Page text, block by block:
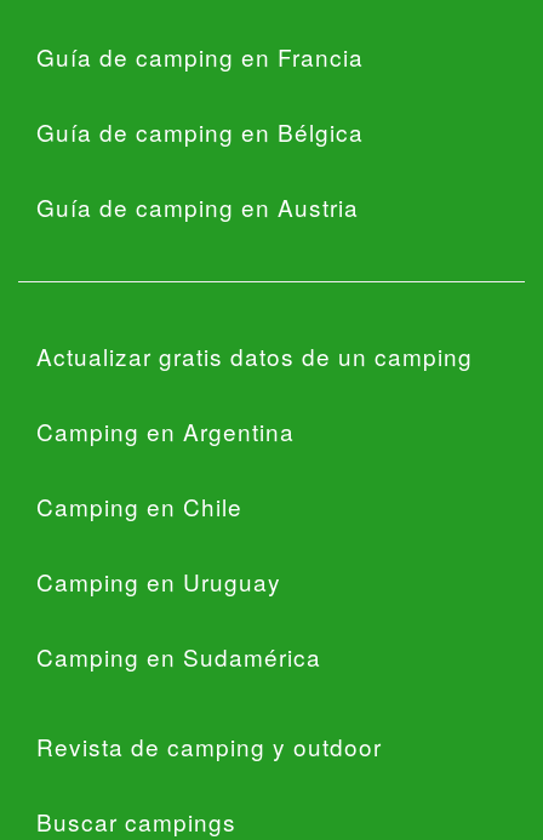
Guía de camping en Francia
Guía de camping en Bélgica
Guía de camping en Austria
Actualizar gratis datos de un camping
Camping en Argentina
Camping en Chile
Camping en Uruguay
Camping en Sudamérica
Revista de camping y outdoor
Buscar campings